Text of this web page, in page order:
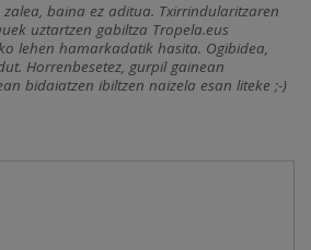
baina ez aditua. Txirrindularitzaren
uztartzen gabiltza Tropela.eus
lehen hamarkadatik hasita. Ogibidea,
Horrenbesetez, gurpil gainean
bidaiatzen ibiltzen naizela esan liteke ;-)